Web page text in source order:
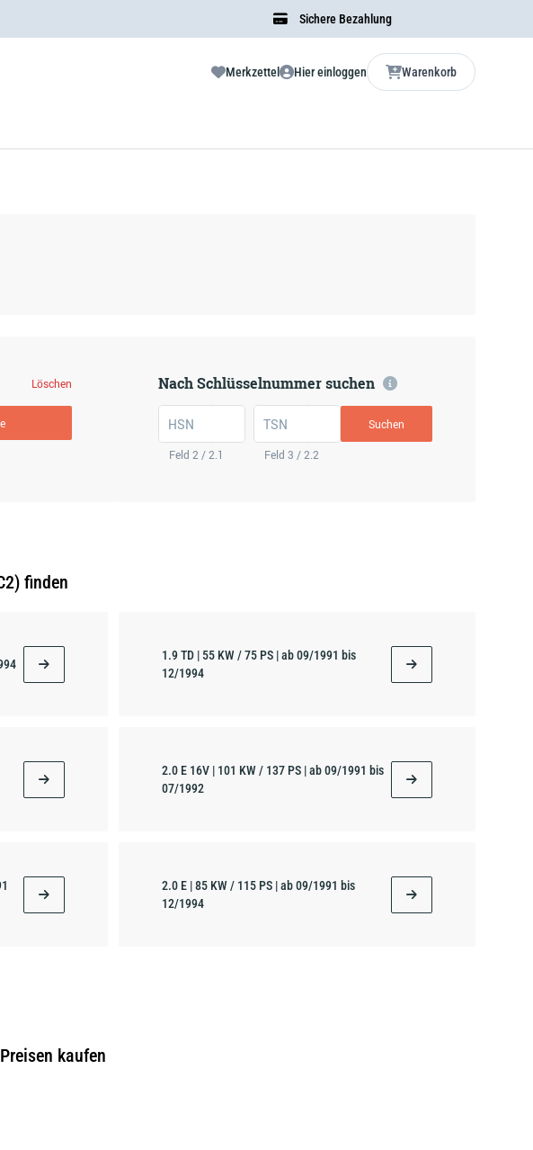
Sichere Bezahlung
Merkzettel Hier einloggen Warenkorb
Löschen
Nach Schlüsselnummer suchen
HSN
Feld 2 / 2.1
TSN
Feld 3 / 2.2
Suchen
finden
1.9 TD | 55 KW / 75 PS | ab 09/1991 bis
12/1994
2.0 E 16V | 101 KW / 137 PS | ab 09/1991 bis
07/1992
2.0 E | 85 KW / 115 PS | ab 09/1991 bis
12/1994
kaufen